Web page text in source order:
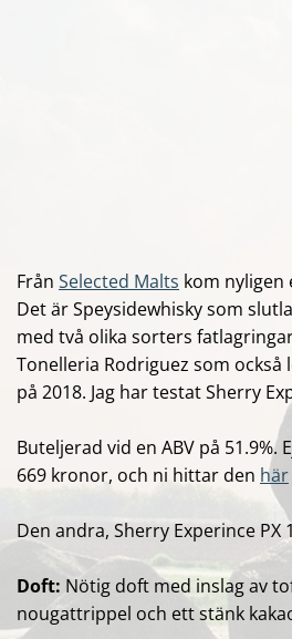
Från Selected Malts kom nyligen
Det är Speysidewhisky som
med två olika sorters
Tonelleria Rodriguez som
på 2018. Jag har testatSherry
Buteljerad vid en ABV på
669 kronor, och ni hittar den här
Den andra, Sherry Experince PX
Doft: Nötig doft med inslag av
nougattrippel och ett stänk